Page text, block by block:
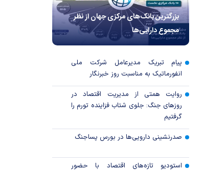
بزرگترین بانک‌های مرکزی جهان از نظر
مجموع دارایی‌ها
پیام تبریک مدیرعامل شرکت ملی
انفورماتیک به مناسبت روز خبرنگار
روایت همتی از مدیریت اقتصاد در
روزهای جنگ: جلوی شتاب فزاینده تورم را
گرفتیم
صدرنشینی دارویی‌ها در بورس پساجنگ
استودیو تازه‌های اقتصاد با حضور